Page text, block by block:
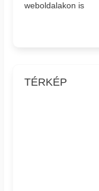
weboldalakon is
TÉRKÉP